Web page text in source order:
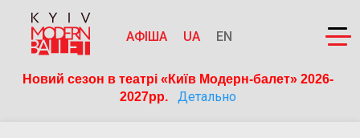
АФІША UA EN
Новий сезон в театрі «Київ Модерн-балет» 2026-
2027рр.
Детально